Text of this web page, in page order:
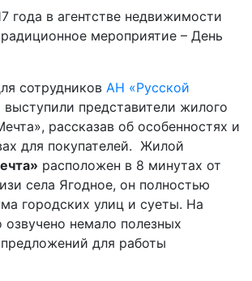
года в агентстве недвижимости
мероприятие – День
сотрудников АН «Русской
выступили представители жилого
рассказав об особенностях и
для покупателей. Жилой
расположен в 8 минутах от
села Ягодное, он полностью
городских улиц и суеты. На
озвучено немало полезных
для работы